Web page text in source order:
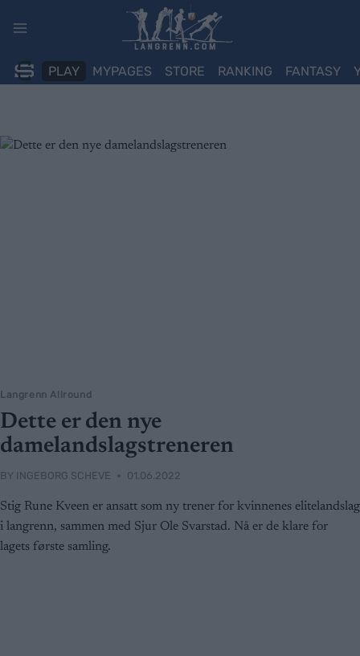
PLAY MYPAGES STORE RANKING FANTASY
Langrenn Allround
Dette er den nye
damelandslagstreneren
BY INGEBORG SCHEVE 01.06.2022
Stig Rune Kveen er ansatt som ny trener for kvinnenes elitelandslag
i langrenn, sammen med Sjur Ole Svarstad. Nå er de klare for
lagets første samling.